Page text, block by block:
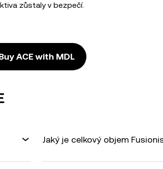
zůstaly v bezpečí.
ACE with MDL
Jaký je celkový objem